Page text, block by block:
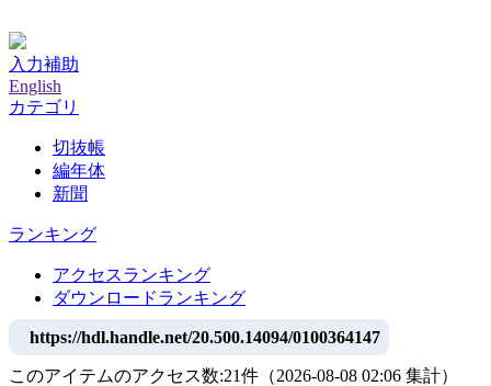
入力補助
English
カテゴリ
切抜帳
編年体
新聞
ランキング
アクセスランキング
ダウンロードランキング
https://hdl.handle.net/20.500.14094/0100364147
このアイテムのアクセス数:21件 （2026-08-08 02:06 集計）